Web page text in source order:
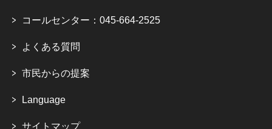
コールセンター：045-664-2525
よくある質問
市民からの提案
Language
サイトマップ